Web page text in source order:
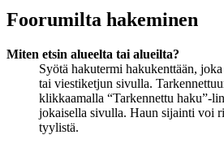
Foorumilta hakeminen
Miten etsin alueelta tai alueilta?
Syötä hakutermi hakukenttään,
tai viestiketjun sivulla.
klikkaamalla “Tarkennettu haku”-
jokaisella sivulla. Haun sijainti voi
tyylistä.